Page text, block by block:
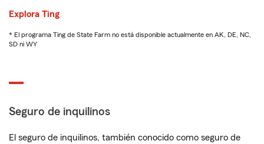
Explora Ting
* El programa Ting de State Farm no está disponible actualmente en AK, DE, NC,
SD ni WY
Seguro de inquilinos
El seguro de inquilinos, también conocido como seguro de